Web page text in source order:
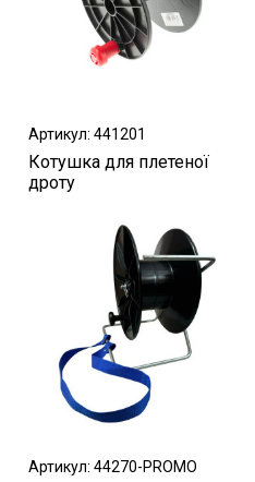
Артикул: 441201
Котушка для плетеної
дроту
Артикул: 44270-PROMO